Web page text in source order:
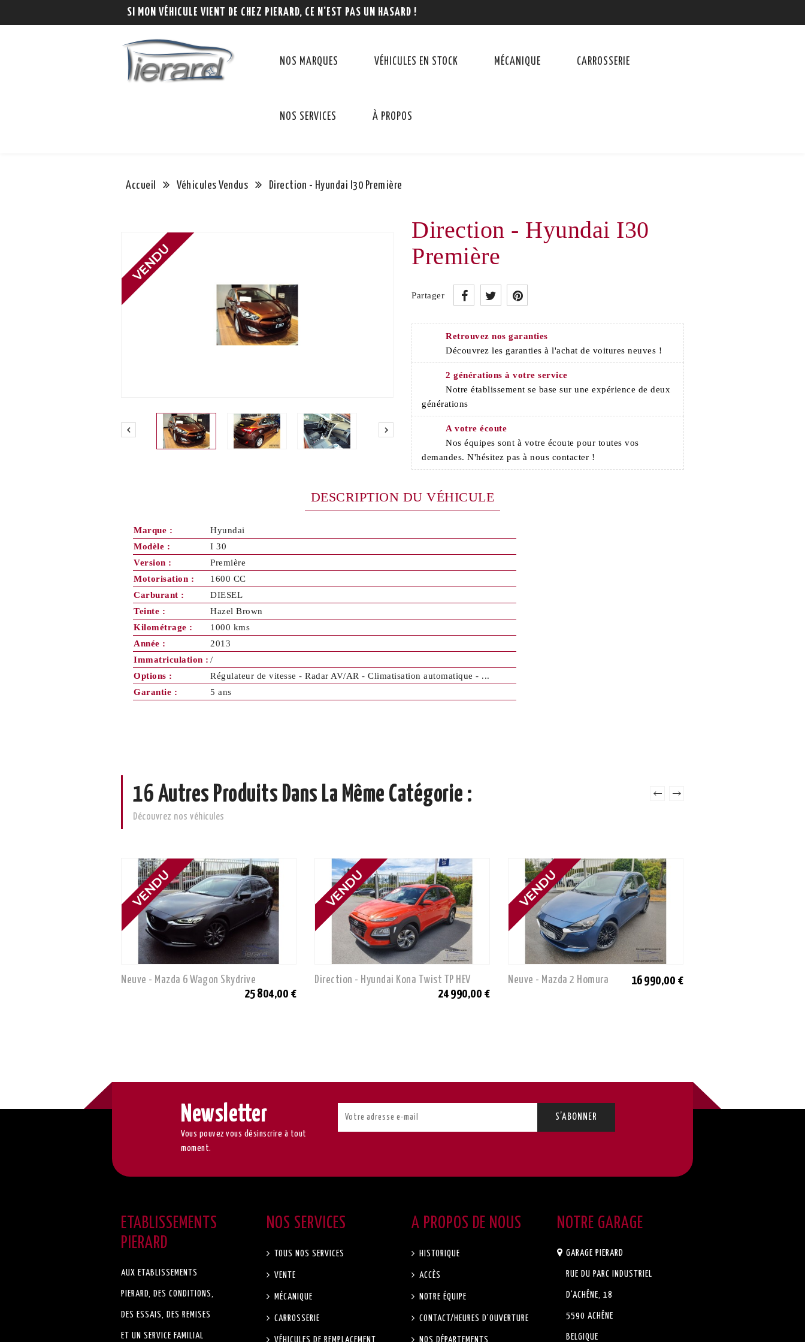
SI MON VÉHICULE VIENT DE CHEZ PIERARD, CE N'EST PAS UN HASARD !
NOS MARQUES VÉHICULES EN STOCK MÉCANIQUE CARROSSERIE
NOS SERVICES À PROPOS
Accueil Véhicules Vendus Direction - Hyundai I30 Première
 
Direction - Hyundai I30
Première
Partager
Retrouvez nos garanties
Découvrez les garanties à l'achat de voitures neuves !
2 générations à votre service
Notre établissement se base sur une expérience de deux
générations
A votre écoute
Nos équipes sont à votre écoute pour toutes vos
demandes. N'hésitez pas à nous contacter !
DESCRIPTION DU VÉHICULE
Marque :
Hyundai
Modèle :
I 30
Version :
Première
Motorisation :
1600 CC
Carburant :
DIESEL
Teinte :
Hazel Brown
Kilométrage :
1000 kms
Année :
2013
Immatriculation : /
Options :
Régulateur de vitesse - Radar AV/AR - Climatisation automatique - ...
Garantie :
5 ans
16 Autres Produits Dans La Même Catégorie :
Découvrez nos véhicules
Neuve - Mazda 6 Wagon Skydrive
25 804,00 €
Direction - Hyundai Kona Twist TP HEV
24 990,00 €
Neuve - Mazda 2 Homura 16 990,00 €
Newsletter
Vous pouvez vous désinscrire à tout
moment.
ETABLISSEMENTS
PIERARD
AUX ETABLISSEMENTS
PIERARD, DES CONDITIONS,
DES ESSAIS, DES REMISES
ET UN SERVICE FAMILIAL
NOS SERVICES
TOUS NOS SERVICES
VENTE
MÉCANIQUE
CARROSSERIE
VÉHICULES DE REMPLACEMENT
A PROPOS DE NOUS
HISTORIQUE
ACCÈS
NOTRE ÉQUIPE
CONTACT/HEURES D'OUVERTURE
NOS DÉPARTEMENTS
NOTRE GARAGE
GARAGE PIERARD
RUE DU PARC INDUSTRIEL
D'ACHÊNE, 18
5590 ACHÊNE
BELGIQUE